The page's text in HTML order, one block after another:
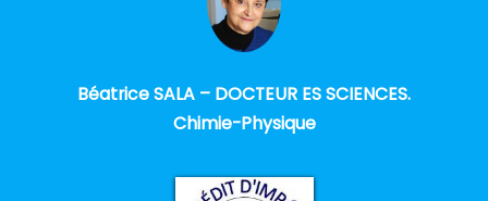
Béatrice SALA – DOCTEUR ES SCIENCES.
Chimie-Physique